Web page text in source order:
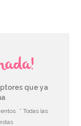
que ya
* Todas las